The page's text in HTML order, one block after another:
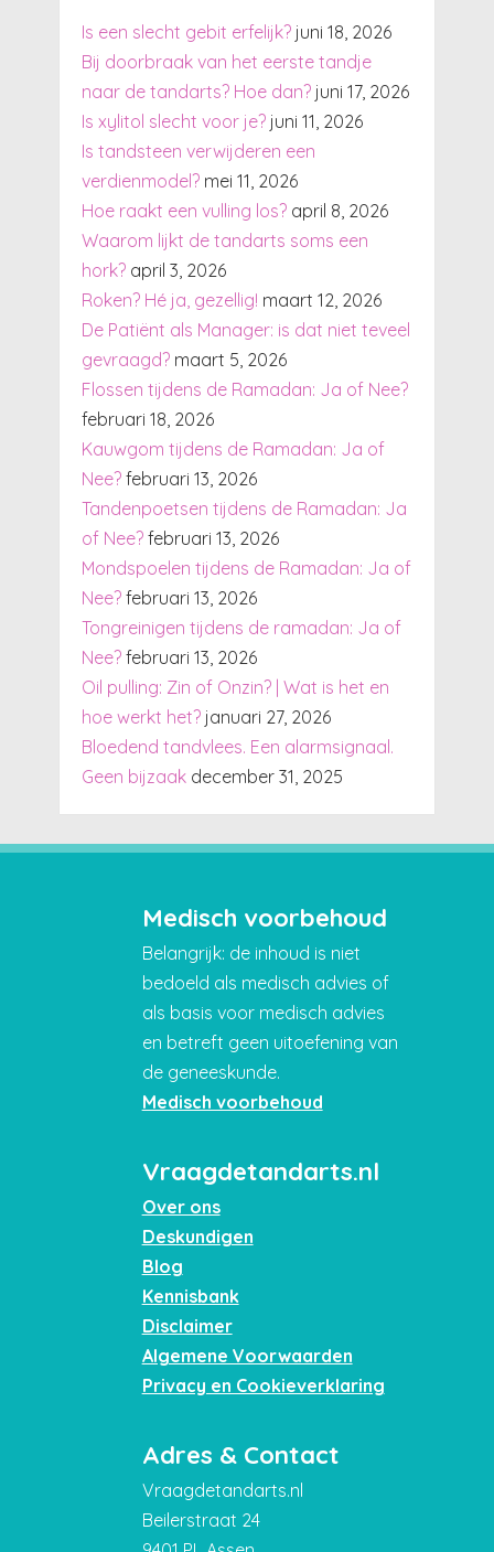
Is een slecht gebit erfelijk? juni 18, 2026
Bij doorbraak van het eerste tandje
naar de tandarts? Hoe dan? juni 17, 2026
Is xylitol slecht voor je? juni 11, 2026
Is tandsteen verwijderen een
verdienmodel? mei 11, 2026
Hoe raakt een vulling los? april 8, 2026
Waarom lijkt de tandarts soms een
hork? april 3, 2026
Roken? Hé ja, gezellig! maart 12, 2026
De Patiënt als Manager: is dat niet teveel
gevraagd? maart 5, 2026
Flossen tijdens de Ramadan: Ja of Nee?
februari 18, 2026
Kauwgom tijdens de Ramadan: Ja of
Nee? februari 13, 2026
Tandenpoetsen tijdens de Ramadan: Ja
of Nee? februari 13, 2026
Mondspoelen tijdens de Ramadan: Ja of
Nee? februari 13, 2026
Tongreinigen tijdens de ramadan: Ja of
Nee? februari 13, 2026
Oil pulling: Zin of Onzin? | Wat is het en
hoe werkt het? januari 27, 2026
Bloedend tandvlees. Een alarmsignaal.
Geen bijzaak december 31, 2025
Medisch voorbehoud
Belangrijk: de inhoud is niet
bedoeld als medisch advies of
als basis voor medisch advies
en betreft geen uitoefening van
de geneeskunde.
Medisch voorbehoud
Vraagdetandarts.nl
Over ons
Deskundigen
Blog
Kennisbank
Disclaimer
Algemene Voorwaarden
Privacy en Cookieverklaring
Adres & Contact
Vraagdetandarts.nl
Beilerstraat 24